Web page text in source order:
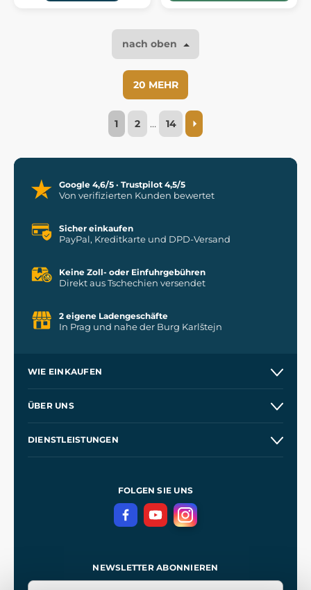
nach oben
20 MEHR
1 2 … 14
Google 4,6/5 · Trustpilot 4,5/5
Von verifizierten Kunden bewertet
Sicher einkaufen
PayPal, Kreditkarte und DPD-Versand
Keine Zoll- oder Einfuhrgebühren
Direkt aus Tschechien versendet
2 eigene Ladengeschäfte
In Prag und nahe der Burg Karlštejn
WIE EINKAUFEN
Großhandel
ÜBER UNS
DIENSTLEISTUNGEN
GeschäftsbedingungenFOLGEN SIE UNS
NEWSLETTER ABONNIEREN